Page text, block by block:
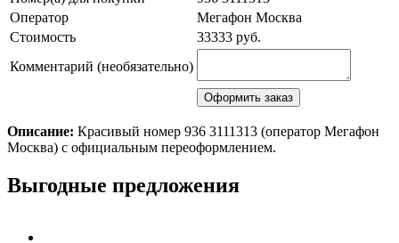
Оператор
Мегафон Москва
Стоимость
33333 руб.
Комментарий (необязательно)
Описание: Красивый номер 936 3111313 (оператор Мегафон
Москва) с официальным переоформлением.
Scroll
Up
Выгодные предложения